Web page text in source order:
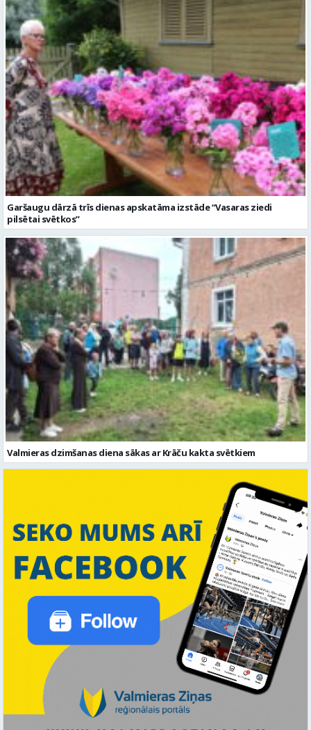
Garšaugu dārzā trīs dienas apskatāma izstāde “Vasaras ziedi
pilsētai svētkos”
Valmieras dzimšanas diena sākas ar Krāču kakta svētkiem